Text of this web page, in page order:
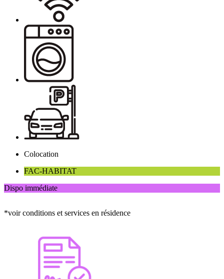
Colocation
FAC-HABITAT
Dispo immédiate
*voir conditions et services en résidence